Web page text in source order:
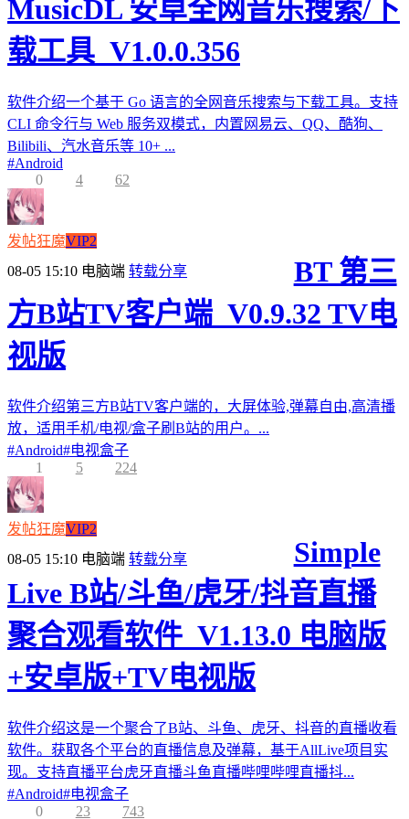
MusicDL 安卓全网音乐搜索/下
载工具_V1.0.0.356
软件介绍一个基于 Go 语言的全网音乐搜索与下载工具。支持
CLI 命令行与 Web 服务双模式，内置网易云、QQ、酷狗、
Bilibili、汽水音乐等 10+ ...
#Android
0
4 62
发帖狂魔VIP2
08-05 15:10 电脑端 转载分享
BT 第三
方B站TV客户端_V0.9.32 TV电
视版
软件介绍第三方B站TV客户端的，大屏体验,弹幕自由,高清播
放，适用手机/电视/盒子刷B站的用户。...
#Android#电视盒子
1
5 224
发帖狂魔VIP2
08-05 15:10 电脑端 转载分享
Simple
Live B站/斗鱼/虎牙/抖音直播
聚合观看软件_V1.13.0 电脑版
+安卓版+TV电视版
软件介绍这是一个聚合了B站、斗鱼、虎牙、抖音的直播收看
软件。获取各个平台的直播信息及弹幕，基于AllLive项目实
现。支持直播平台虎牙直播斗鱼直播哔哩哔哩直播抖...
#Android#电视盒子
0
23 743